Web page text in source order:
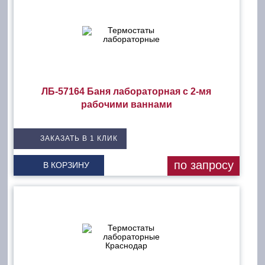
ЛБ-57164 Баня лабораторная с 2-мя
рабочими ваннами
ЗАКАЗАТЬ В 1 КЛИК
В КОРЗИНУ по запросу